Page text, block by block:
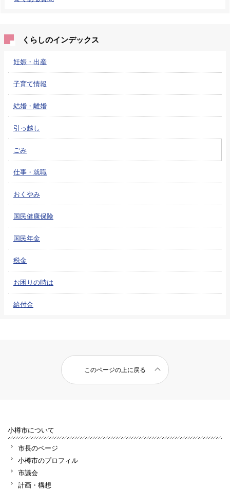
くらしのインデックス
妊娠・出産
子育て情報
結婚・離婚
引っ越し
ごみ
仕事・就職
おくやみ
国民健康保険
国民年金
税金
お困りの時は
給付金
このページの上に戻る
小樽市について
市長のページ
小樽市のプロフィル
市議会
計画・構想